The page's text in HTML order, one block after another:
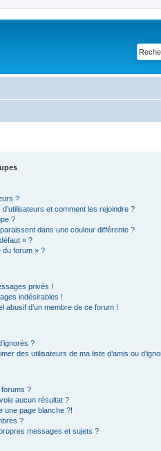
?
et comment les rejoindre ?
?
dans une couleur différente ?
» ?
du forum » ?
privés !
indésirables !
abusif d’un membre de ce forum !
?
des utilisateurs de ma liste d’amis ou
?
aucun résultat ?
une page blanche ?!
?
messages et sujets ?